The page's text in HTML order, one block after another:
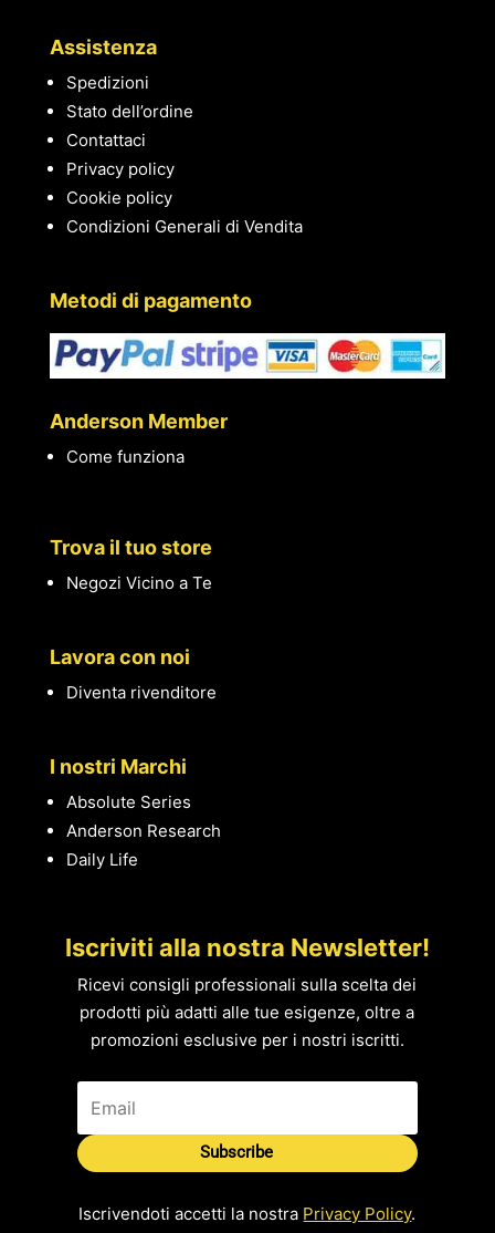
Assistenza
Spedizioni
Stato dell’ordine
Contattaci
Privacy policy
Cookie policy
Condizioni Generali di Vendita
Metodi di pagamento
Anderson Member
Come funziona
Trova il tuo store
Negozi Vicino a Te
Lavora con noi
Diventa rivenditore
I nostri Marchi
Absolute Series
Anderson Research
Daily Life
Iscriviti alla nostra Newsletter!
Ricevi consigli professionali sulla scelta dei
prodotti più adatti alle tue esigenze, oltre a
promozioni esclusive per i nostri iscritti.
Subscribe
Iscrivendoti accetti la nostra Privacy Policy.